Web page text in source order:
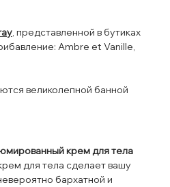
, представленной в бутиках
Ambre et Vanille,
великолепной банной
крем для тела
для тела сделает вашу
бархатной и